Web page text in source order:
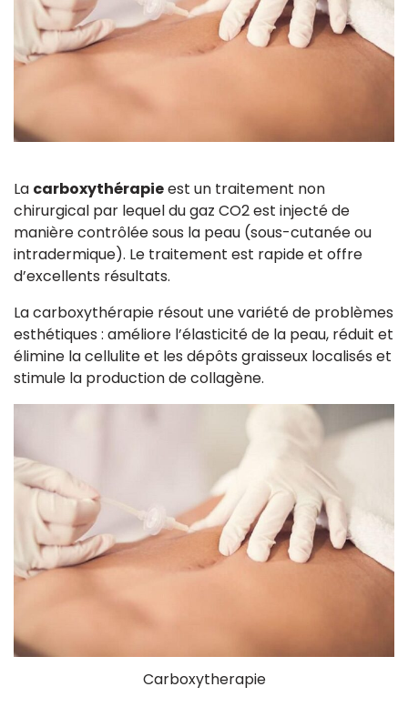
La carboxythérapieest un traitement non
chirurgical par lequel du gaz CO2 est injecté de
manière contrôlée sous la peau (sous-cutanée ou
intradermique). Le traitement est rapide et offre
d’excellents résultats.
La carboxythérapie résout une variété de problèmes
esthétiques : améliore l’élasticité de la peau, réduit et
élimine la cellulite et les dépôts graisseux localisés et
stimule la production de collagène.
Carboxytherapie